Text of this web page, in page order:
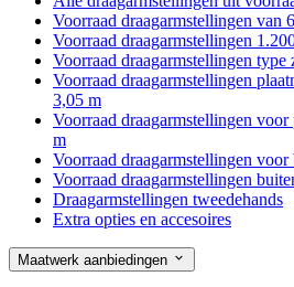
Voorraad draagarmstellingen van
Voorraad draagarmstellingen
Voorraad draagarmstellingen
Voorraad draagarmstellingen
3,05 m
Voorraad draagarmstellingen
m
Voorraad draagarmstellingen
Voorraad draagarmstellingen
Draagarmstellingen tweedehands
Extra opties en accesoires
Maatwerk aanbiedingen